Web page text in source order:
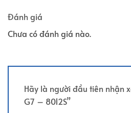
Đánh giá
Chưa có đánh giá nào.
Hãy là người đầu tiên nhận
G7 – 8012S”